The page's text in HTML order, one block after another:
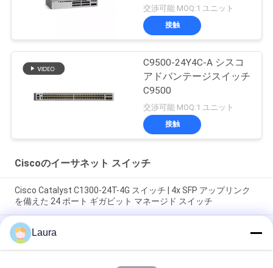
交渉可能 MOQ:1 ユニット
接触
C9500-24Y4C-A シスコ
アドバンテージスイッチ
C9500
交渉可能 MOQ:1 ユニット
接触
Ciscoのイーサネット スイッチ
Cisco Catalyst C1300-24T-4G スイッチ | 4x SFP アップリンク
を備えた 24 ポート ギガビット マネージド スイッチ
Cisco C1000-16T-2G-L Catalyst 1000 16 ポート ギガビット イ
ーサネット マネージド スイッチ、2 ギガビット SFP アップリン
ク |エンタープライズネットワークスイッチ
Laura